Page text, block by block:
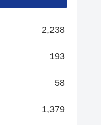
2,238
193
58
1,379